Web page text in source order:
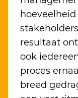
resultaat
ook
proces
breed